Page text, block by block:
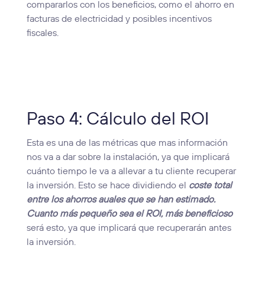
compararlos con los beneficios, como el ahorro en
facturas de electricidad y posibles incentivos
fiscales.
Paso 4: Cálculo del ROI
Esta es una de las métricas que mas información
nos va a dar sobre la instalación, ya que implicará
cuánto tiempo le va a allevar a tu cliente recuperar
la inversión. Esto se hace dividiendo el coste total
entre los ahorros auales que se han estimado.
Cuanto más pequeño sea el ROI, más beneficioso
será esto, ya que implicará que recuperarán antes
la inversión.